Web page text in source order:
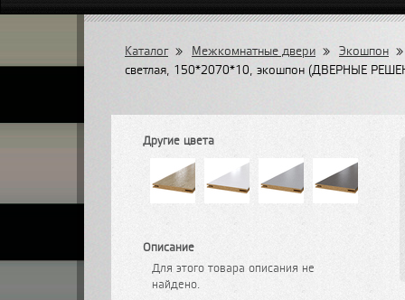
Каталог» Межкомнатные двери » Экошпон »
светлая, 150*2070*10, экошпон (ДВЕРНЫЕ
Другие цвета
Описание
Для этого товара описания не
найдено.